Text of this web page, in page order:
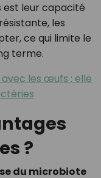
est leur capacité
les
ce qui limite le
terme.
les œufs : elle
?
du microbiote